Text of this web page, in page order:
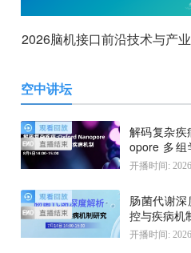
2026脑机接口前沿技术与产
空中讲坛
解码复杂疾
opore 多
示疾病机制
开播时间:
肠菌代谢
控与疾病机
开播时间: